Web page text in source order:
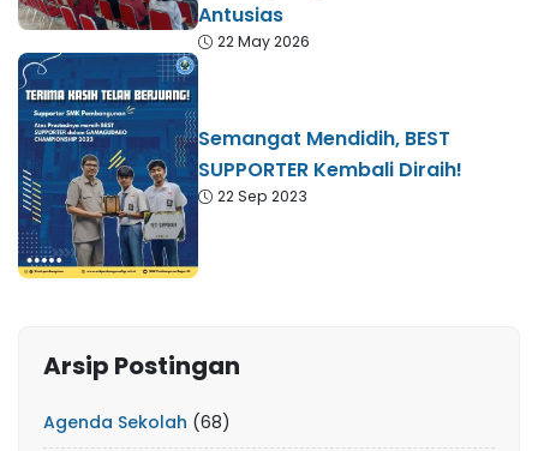
Antusias
22 May 2026
Semangat Mendidih, BEST
SUPPORTER Kembali Diraih!
22 Sep 2023
Arsip Postingan
Agenda Sekolah (68)